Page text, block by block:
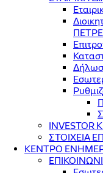
INVESTOR
ΣΤΟΙΧΕΙΑ
ΚΕΝΤΡΟ